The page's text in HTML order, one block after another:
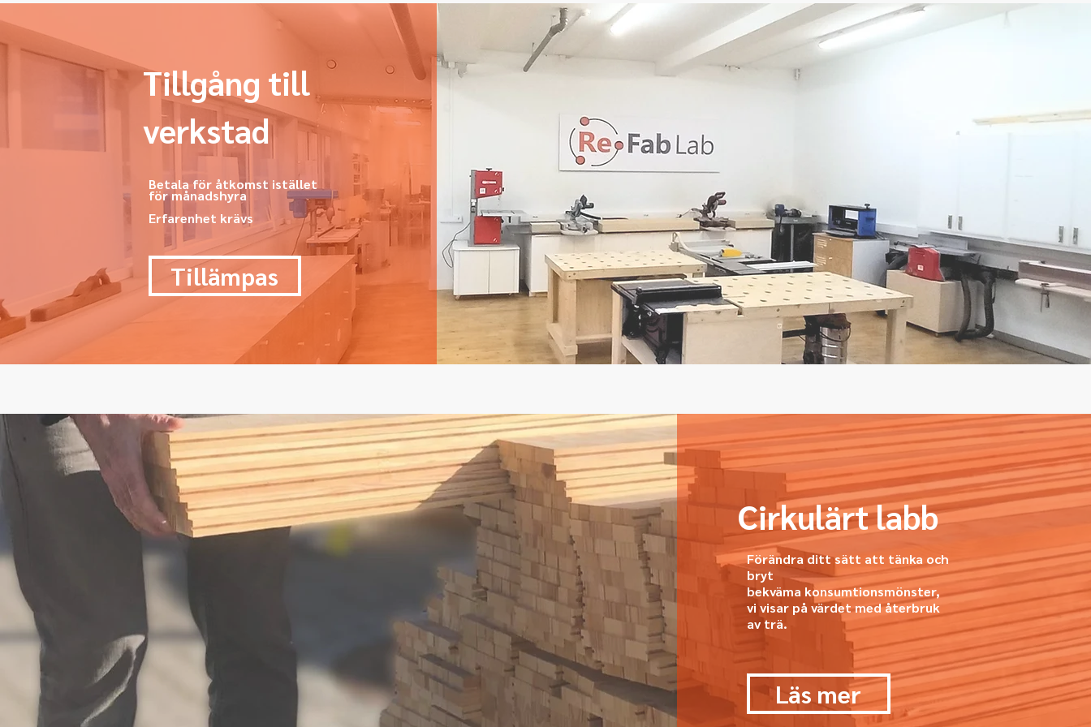
Tillgång till
verkstad
Betala för åtkomst istället
för månadshyra
Erfarenhet krävs
Tillämpas
Cirkulärt labb
Förändra ditt sätt att tänka och
bryt
bekväma konsumtionsmönster,
vi visar på värdet med återbruk
av trä.
Läs mer